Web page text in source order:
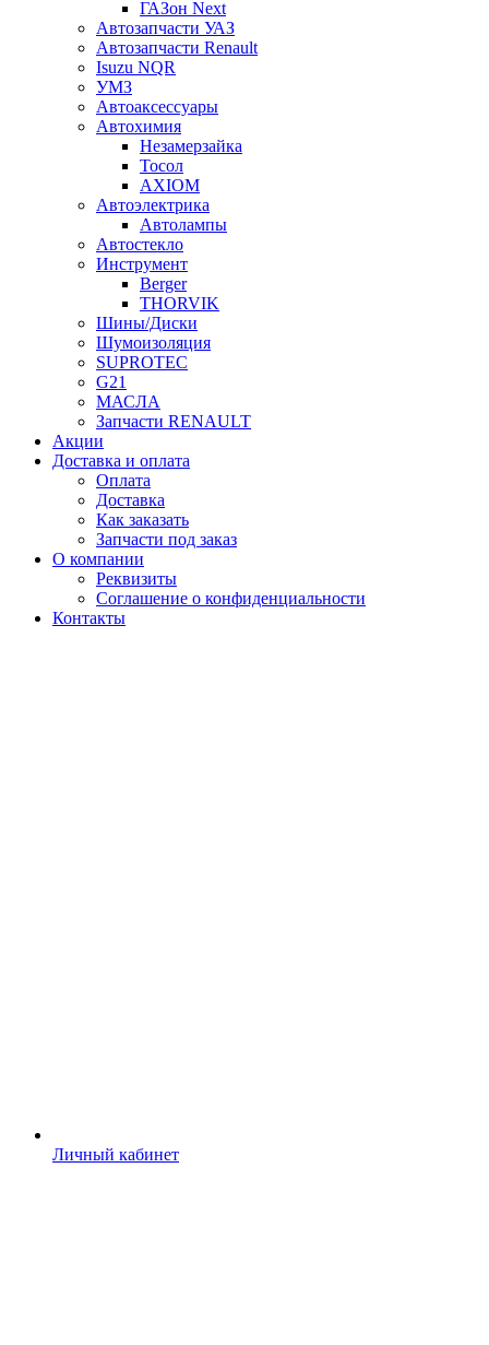
ГАЗон Next
Автозапчасти УАЗ
Автозапчасти Renault
Isuzu NQR
УМЗ
Автоаксессуары
Автохимия
Незамерзайка
Тосол
AXIOM
Автоэлектрика
Автолампы
Автостекло
Инструмент
Berger
THORVIK
Шины/Диски
Шумоизоляция
SUPROTEC
G21
МАСЛА
Запчасти RENAULT
Акции
Доставка и оплата
Оплата
Доставка
Как заказать
Запчасти под заказ
О компании
Реквизиты
Соглашение о конфиденциальности
Контакты
Личный кабинет